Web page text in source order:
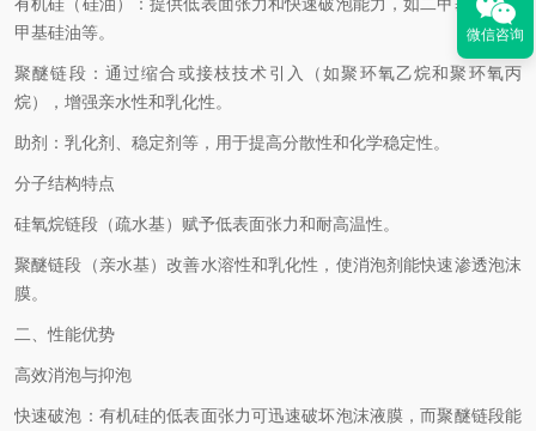
甲基硅油等。
聚醚链段：通过缩合或接枝技术引入（如聚环氧乙烷和聚环氧丙
烷），增强亲水性和乳化性。
助剂：乳化剂、稳定剂等，用于提高分散性和化学稳定性。
分子结构特点
硅氧烷链段（疏水基）赋予低表面张力和耐高温性。
聚醚链段（亲水基）改善水溶性和乳化性，使消泡剂能快速渗透泡沫
膜。
二、性能优势
高效消泡与抑泡
快速破泡：有机硅的低表面张力可迅速破坏泡沫液膜，而聚醚链段能
微信咨询